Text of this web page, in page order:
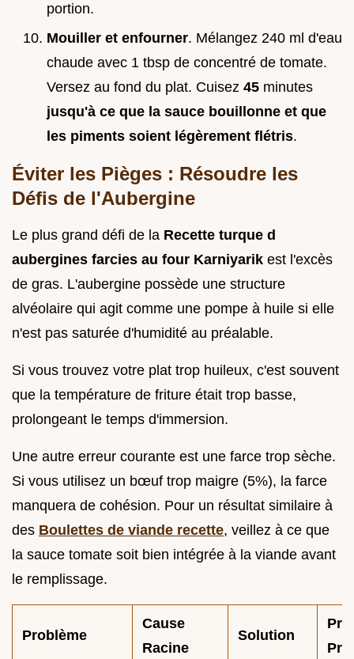
portion.
Mouiller et enfourner. Mélangez 240 ml d'eau
chaude avec 1 tbsp de concentré de tomate.
Versez au fond du plat. Cuisez 45 minutes
jusqu'à ce que la sauce bouillonne et que
les piments soient légèrement flétris.
Éviter les Pièges : Résoudre les
Défis de l'Aubergine
Le plus grand défi de la Recette turque d
aubergines farcies au four Karniyarik est l'excès
de gras. L'aubergine possède une structure
alvéolaire qui agit comme une pompe à huile si elle
n'est pas saturée d'humidité au préalable.
Si vous trouvez votre plat trop huileux, c'est souvent
que la température de friture était trop basse,
prolongeant le temps d'immersion.
Une autre erreur courante est une farce trop sèche.
Si vous utilisez un bœuf trop maigre (5%), la farce
manquera de cohésion. Pour un résultat similaire à
des Boulettes de viande recette, veillez à ce que
la sauce tomate soit bien intégrée à la viande avant
le remplissage.
Problème
Cause
Racine
Solution
Pro